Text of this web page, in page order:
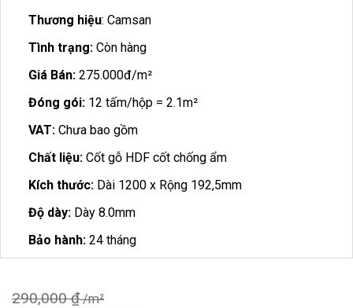
Thương hiệu: Camsan
Tình trạng: Còn hàng
Giá Bán: 275.000đ/m²
Đóng gói: 12 tấm/hộp = 2.1m²
VAT: Chưa bao gồm
Chất liệu: Cốt gỗ HDF cốt chống ẩm
Kích thước: Dài 1200 x Rộng 192,5mm
Độ dày: Dày 8.0mm
Bảo hành: 24 tháng
290,000₫